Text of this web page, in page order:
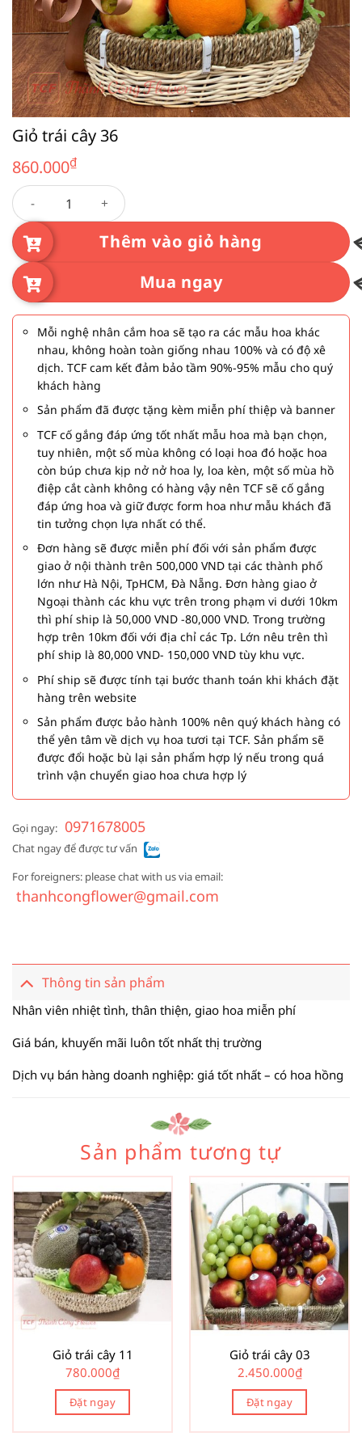
Giỏ trái cây 36
860.000₫
Giỏ trái cây 36 số lượng
Thêm vào giỏ hàng
Mua ngay
Mỗi nghệ nhân cắm hoa sẽ tạo ra các mẫu hoa khác
nhau, không hoàn toàn giống nhau 100% và có độ xê
dịch. TCF cam kết đảm bảo tầm 90%-95% mẫu cho quý
khách hàng
Sản phẩm đã được tặng kèm miễn phí thiệp và banner
TCF cố gắng đáp ứng tốt nhất mẫu hoa mà bạn chọn,
tuy nhiên, một số mùa không có loại hoa đó hoặc hoa
còn búp chưa kịp nở nở hoa ly, loa kèn, một số mùa hồ
điệp cắt cành không có hàng vậy nên TCF sẽ cố gắng
đáp ứng hoa và giữ được form hoa như mẫu khách đã
tin tưởng chọn lựa nhất có thể.
Đơn hàng sẽ được miễn phí đối với sản phẩm được
giao ở nội thành trên 500,000 VND tại các thành phố
lớn như Hà Nội, TpHCM, Đà Nẵng. Đơn hàng giao ở
Ngoại thành các khu vực trên trong phạm vi dưới 10km
thì phí ship là 50,000 VND -80,000 VND. Trong trường
hợp trên 10km đối với địa chỉ các Tp. Lớn nêu trên thì
phí ship là 80,000 VND- 150,000 VND tùy khu vực.
Phí ship sẽ được tính tại bước thanh toán khi khách đặt
hàng trên website
Sản phẩm được bảo hành 100% nên quý khách hàng có
thể yên tâm về dịch vụ hoa tươi tại TCF. Sản phẩm sẽ
được đổi hoặc bù lại sản phẩm hợp lý nếu trong quá
trình vận chuyển giao hoa chưa hợp lý
Gọi ngay: 0971678005
Chat ngay để được tư vấn
For foreigners: please chat with us via email:
thanhcongflower@gmail.com
Thông tin sản phẩm
Nhân viên nhiệt tình, thân thiện, giao hoa miễn phí
Giá bán, khuyến mãi luôn tốt nhất thị trường
Dịch vụ bán hàng doanh nghiệp: giá tốt nhất – có hoa hồng
Sản phẩm tương tự
Giỏ trái cây 11
780.000₫
Đặt ngay
Giỏ trái cây 03
2.450.000₫
Đặt ngay